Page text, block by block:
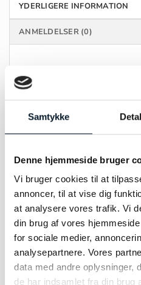
Samtykke
Denne hjemmeside bruger
Vi bruger cookies til at
annoncer, til at vise dig
at analysere vores trafik. Vi
din brug af vores
for sociale medier,
analysepartnere. Vores
data med andre oplysninger,
de har indsamlet fra din brug
YDERLIGERE INFORMATION
ANMELDELSER (0)
MÆRKE
MATERIALE
STEN
STØRRELSE
RELATEREDE VARER